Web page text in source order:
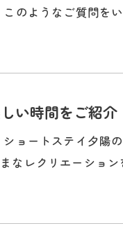
のようなご質問を
い時間をご紹介
ョートステイ夕陽
なレクリエーショ